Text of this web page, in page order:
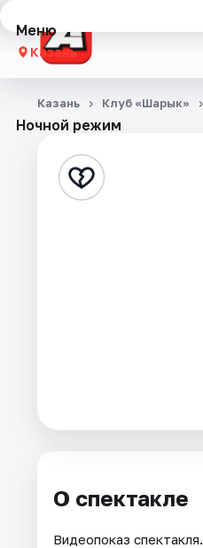
Меню
Казань
Концерты
Стендап
Площадки
Ночной режим
Казань Клуб «Шарык»
О спектакле
Видеопоказ спектакля.